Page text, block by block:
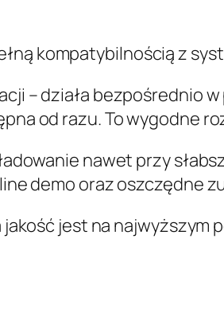
kompatybilnością z
– działa bezpośrednio
od razu. To wygodne
nawet przy
demo oraz oszczędne
jest na